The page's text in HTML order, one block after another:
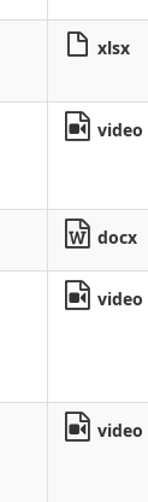
xlsx
video
docx
video
video